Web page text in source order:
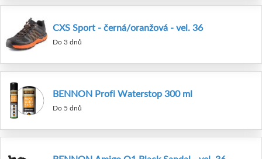
CXS Sport - černá/oranžová - vel. 36
Do 3 dnů
BENNON Profi Waterstop 300 ml
Do 5 dnů